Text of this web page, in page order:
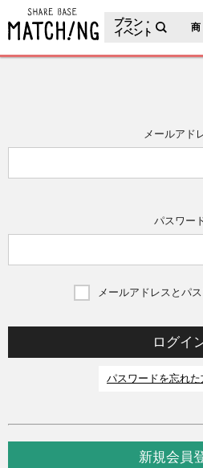
プラン・
イベント
メールアド
パスワー
メールアドレスとパ
パスワードを忘れた
新規会員